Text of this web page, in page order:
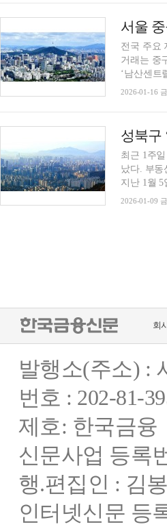
전국 주요
거래는 중
‘남산센트
2026-01-16
최근 1주
났다. 부동산 빅데이터 플랫폼 아실에 따르면, 성북구 돈암동 한신·한진 55평형(152.25㎡)은
지난 1월 5
2026-01-09
회
발행소(주소) :
번호 : 202-81-
제호: 한국금융
신문사업 등록
행.편집인 : 김
인터넷신문 등